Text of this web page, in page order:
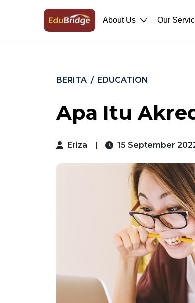
About Us Our
BERITA EDUCATION
Apa Itu
Eriza | 15 September